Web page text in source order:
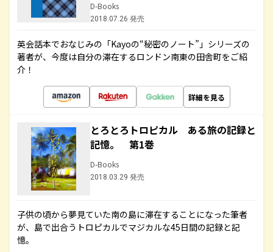
D-Books
2018.07.26 発売
英会話本でおなじみの「Kayoの“秘密のノート”」シリーズの
著者が、今度は自分の滞在するロンドン南東の田舎町をご紹
介！
詳細を見る
とろとろトロピカル ある旅の記録と
記憶。 第1巻
D-Books
2018.03.29 発売
子供の頃から夢見ていた南の島に滞在することになった筆者
が、島で出合うトロピカルでマジカルな45日間の記録と記
憶。